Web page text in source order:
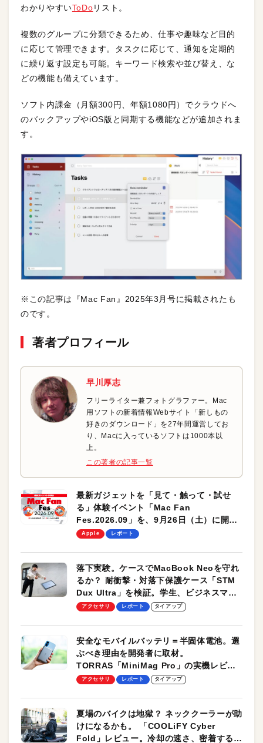
わかりやすいToDoリスト。
複数のグループに分類できるため、仕事や趣味など目的
に応じて管理できます。タスクに応じて、通知を定期的
に繰り返す設定も可能。キーワード検索や並び替え、な
どの機能も備えています。
ソフト内課金（月額300円、年額1080円）でクラウドへ
のバックアップやiOS版と同期する機能などが追加されま
す。
※この記事は『Mac Fan』2025年3月号に掲載されたも
のです。
著者プロフィール
早川厚志
フリーライター兼フォトグラファー。Mac
用ソフトの新着情報Webサイト「新しもの
好きのダウンロード」を27年間運営してお
り、Macに入っているソフトは1000本以
上。
この著者の記事一覧
最新ガジェットを「見て・触って・試せ
る」体験イベント「Mac Fan
Fes.2026.09」を、9月26日（土）に開催
します！
Apple レポート
落下実験。ケースでMacBook Neoを守れ
るか？ 耐衝撃・対落下保護ケース「STM
Dux Ultra」を検証。学生、ビジネスマン
のモバイルユースに最適！
アクセサリ レポート タイアップ
安全なモバイルバッテリ＝半固体電池。選
ぶべき理由を開発者に取材。
TORRAS「MiniMag Pro」の実機レビュ
ーも
アクセサリ レポート タイアップ
夏場のバイクは地獄？ ネッククーラーが助
けになるかも。 「COOLiFY Cyber
Fold」レビュー。冷却の速さ、密着する冷